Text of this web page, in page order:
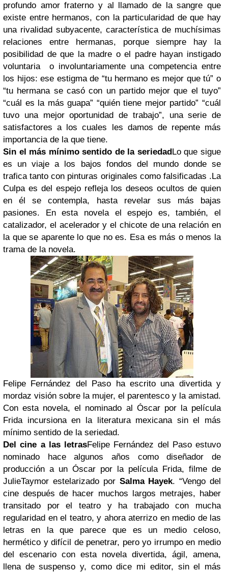
profundo amor fraterno y al llamado de la sangre que
existe entre hermanos, con la particularidad de que hay
una rivalidad subyacente, característica de muchísimas
relaciones entre hermanas, porque siempre hay la
posibilidad de que la madre o el padre hayan instigado
voluntaria o involuntariamente una competencia entre
los hijos: ese estigma de “tu hermano es mejor que tú” o
“tu hermana se casó con un partido mejor que el tuyo”
“cuál es la más guapa” “quién tiene mejor partido” “cuál
tuvo una mejor oportunidad de trabajo”, una serie de
satisfactores a los cuales les damos de repente más
importancia de la que tiene.
Sin el más mínimo sentido de la seriedadLo que sigue
es un viaje a los bajos fondos del mundo donde se
trafica tanto con pinturas originales como falsificadas .La
Culpa es del espejo refleja los deseos ocultos de quien
en él se contempla, hasta revelar sus más bajas
pasiones. En esta novela el espejo es, también, el
catalizador, el acelerador y el chicote de una relación en
la que se aparente lo que no es. Esa es más o menos la
trama de la novela.
Felipe Fernández del Paso ha escrito una divertida y
mordaz visión sobre la mujer, el parentesco y la amistad.
Con esta novela, el nominado al Óscar por la película
Frida incursiona en la literatura mexicana sin el más
mínimo sentido de la seriedad.
Del cine a las letrasFelipe Fernández del Paso estuvo
nominado hace algunos años como diseñador de
producción a un Óscar por la película Frida, filme de
JulieTaymor estelarizado por Salma Hayek. “Vengo del
cine después de hacer muchos largos metrajes, haber
transitado por el teatro y ha trabajado con mucha
regularidad en el teatro, y ahora aterrizo en medio de las
letras en la que parece que es un medio celoso,
hermético y difícil de penetrar, pero yo irrumpo en medio
del escenario con esta novela divertida, ágil, amena,
llena de suspenso y, como dice mi editor, sin el más